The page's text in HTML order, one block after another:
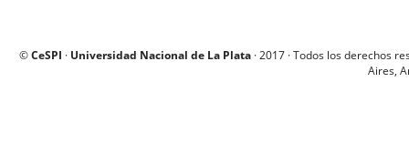
©CeSPI · Universidad Nacional de La Plata · 2017 · Todos los derechos
Aires,